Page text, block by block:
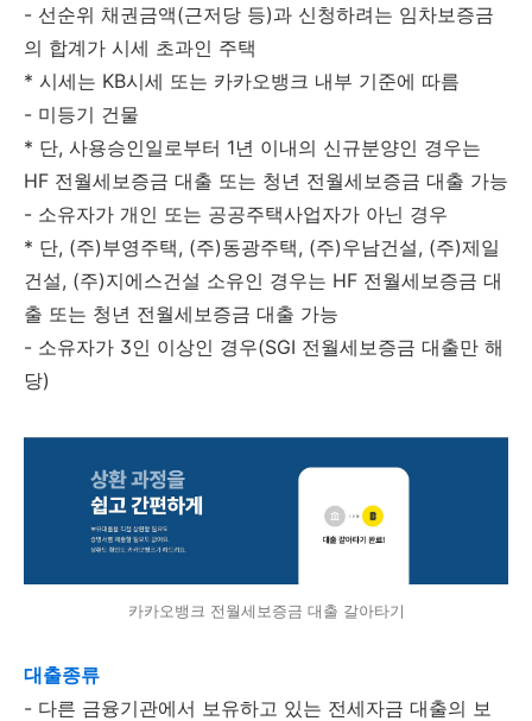
- 선순위 채권금액(근저당 등)과 신청하려는 임차보증금
의 합계가 시세 초과인 주택
* 시세는 KB시세 또는 카카오뱅크 내부 기준에 따름
- 미등기 건물
* 단, 사용승인일로부터 1년 이내의 신규분양인 경우는
HF 전월세보증금 대출 또는 청년 전월세보증금 대출 가능
- 소유자가 개인 또는 공공주택사업자가 아닌 경우
* 단, (주)부영주택, (주)동광주택, (주)우남건설, (주)제일
건설, (주)지에스건설 소유인 경우는 HF 전월세보증금 대
출 또는 청년 전월세보증금 대출 가능
- 소유자가 3인 이상인 경우(SGI 전월세보증금 대출만 해
당)
카카오뱅크 전월세보증금 대출 갈아타기
대출종류
- 다른 금융기관에서 보유하고 있는 전세자금 대출의 보